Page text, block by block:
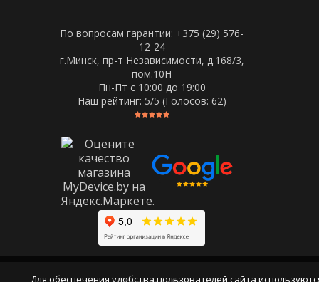
По вопросам гарантии: +375 (29) 576-
12-24
г.Минск, пр-т Независимости, д.168/3,
пом.10Н
Пн-Пт c 10:00 до 19:00
Наш рейтинг: 5/5 (Голосов: 62)
Для обеспечения удобства пользователей сайта